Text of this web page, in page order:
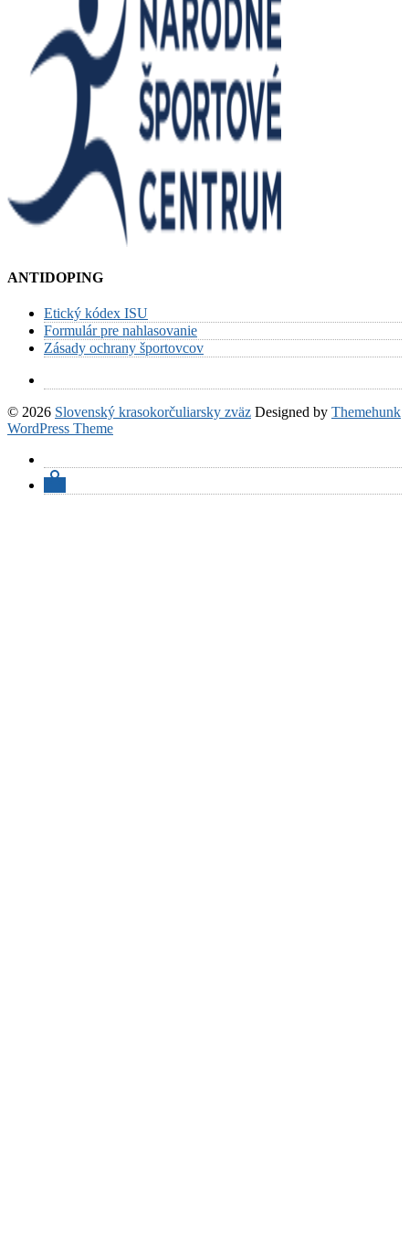
ANTIDOPING
Etický kódex ISU
Formulár pre nahlasovanie
Zásady ochrany športovcov
© 2026 Slovenský krasokorčuliarsky zväz Designed by Themehunk
WordPress Theme